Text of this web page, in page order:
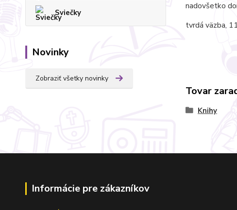
Sviečky
Novinky
Zobraziť všetky novinky
nadovšetko
tvrdá väzba,
Tovar
Knihy
Informácie pre zákazníkov